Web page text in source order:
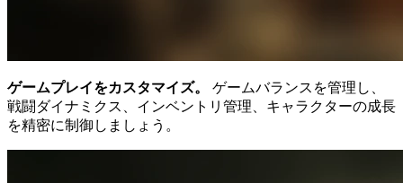
ゲームプレイをカスタマイズ。
ゲームバランスを管理し、
戦闘ダイナミクス、インベントリ管理、キャラクターの成長
を精密に制御しましょう。